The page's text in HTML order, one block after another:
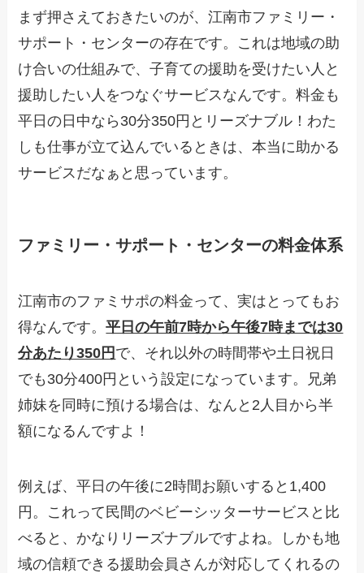
まず押さえておきたいのが、江南市ファミリー・
サポート・センターの存在です。これは地域の助
け合いの仕組みで、子育ての援助を受けたい人と
援助したい人をつなぐサービスなんです。料金も
平日の日中なら30分350円とリーズナブル！わた
しも仕事が立て込んでいるときは、本当に助かる
サービスだなぁと思っています。
ファミリー・サポート・センターの料金体系
江南市のファミサポの料金って、実はとってもお
得なんです。平日の午前7時から午後7時までは30
分あたり350円 で、それ以外の時間帯や土日祝日
でも30分400円という設定になっています。兄弟
姉妹を同時に預ける場合は、なんと2人目から半
額になるんですよ！
例えば、平日の午後に2時間お願いすると1,400
円。これって民間のベビーシッターサービスと比
べると、かなりリーズナブルですよね。しかも地
域の信頼できる援助会員さんが対応してくれるの